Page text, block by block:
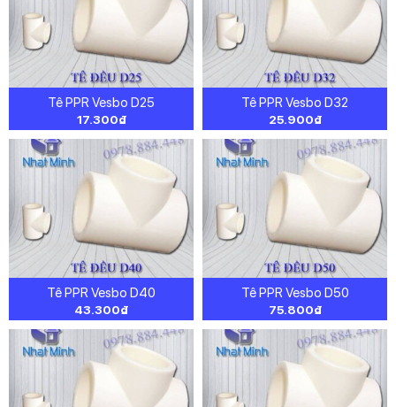
Tê PPR Vesbo D25
17.300₫
Tê PPR Vesbo D32
25.900₫
Tê PPR Vesbo D40
43.300₫
Tê PPR Vesbo D50
75.800₫